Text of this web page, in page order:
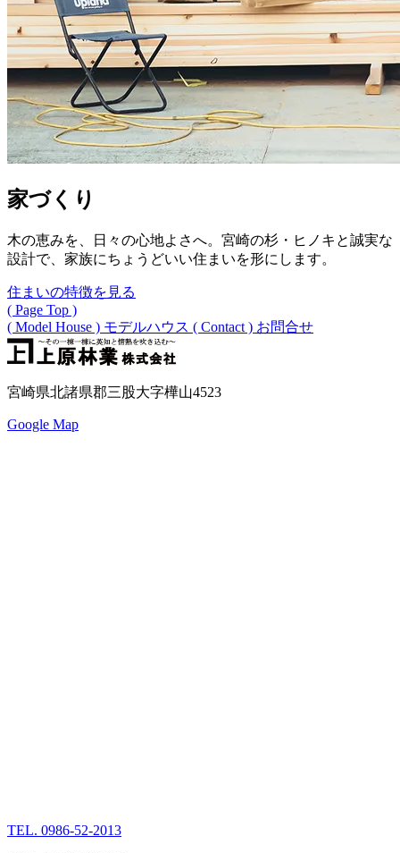
家づくり
木の恵みを、日々の心地よさへ。宮崎の杉・ヒノキと誠実な
設計で、家族にちょうどいい住まいを形にします。
住まいの特徴を見る
( Page Top )
( Model House ) モデルハウス ( Contact ) お問合せ
宮崎県北諸県郡三股大字樺山4523
Google Map
TEL. 0986-52-2013